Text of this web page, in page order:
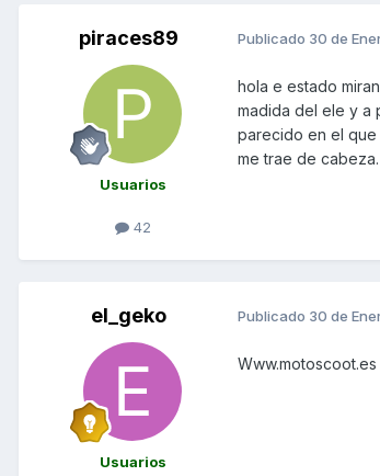
piraces89
Usuarios
42
Publicado 30 de
hola e estado
madida del ele y a
parecido en el que
me trae de cabeza.
el_geko
Usuarios
Publicado 30 de
Www.motoscoot.es